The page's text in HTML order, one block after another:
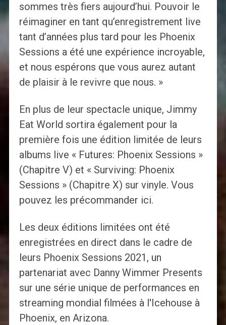
sommes très fiers aujourd’hui. Pouvoir le
réimaginer en tant qu’enregistrement live
tant d’années plus tard pour les Phoenix
Sessions a été une expérience incroyable,
et nous espérons que vous aurez autant
de plaisir à le revivre que nous. »
En plus de leur spectacle unique, Jimmy
Eat World sortira également pour la
première fois une édition limitée de leurs
albums live « Futures: Phoenix Sessions »
(Chapitre V) et « Surviving: Phoenix
Sessions » (Chapitre X) sur vinyle. Vous
pouvez les précommander ici.
Les deux éditions limitées ont été
enregistrées en direct dans le cadre de
leurs Phoenix Sessions 2021, un
partenariat avec Danny Wimmer Presents
sur une série unique de performances en
streaming mondial filmées à l'Icehouse à
Phoenix, en Arizona.